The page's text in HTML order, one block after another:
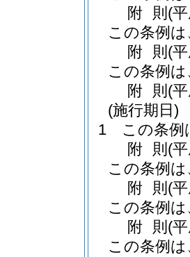
附 則 (
この条例
附 則 (
この条例
附 則 (
(施行期日)
1
この条例
附 則 (
この条例
附 則 (
この条例
附 則 (
この条例